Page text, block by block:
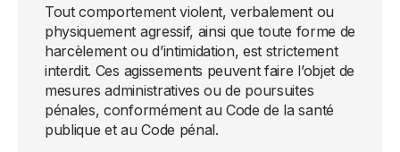
Tout comportement violent, verbalement ou
physiquement agressif, ainsi que toute forme de
harcèlement ou d’intimidation, est strictement
interdit. Ces agissements peuvent faire l’objet de
mesures administratives ou de poursuites
pénales, conformément au Code de la santé
publique et au Code pénal.